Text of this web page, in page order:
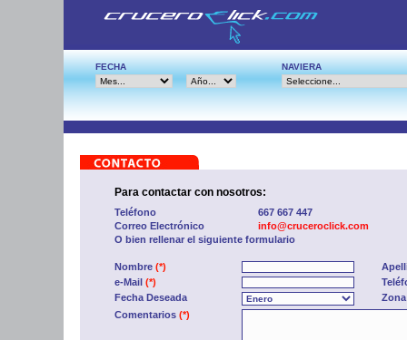
FECHA NAVIERA
Para contactar con nosotros:
Teléfono
667 667 447
Correo Electrónico
info@cruceroclick.com
O bien rellenar el siguiente formulario
Nombre (*)
e-Mail (*)
Fecha Deseada
Comentarios (*)